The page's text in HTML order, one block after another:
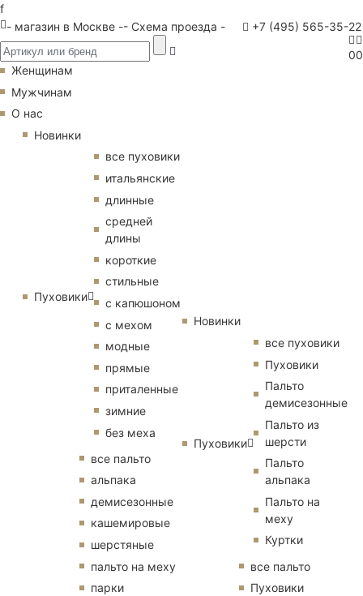
f
- магазин в Москве -- Схема проезда - +7 (495) 565-35-22
00
Женщинам
Мужчинам
О нас
Новинки
Пуховики
все пуховики
итальянские
длинные
средней
длины
короткие
стильные
с капюшоном
с мехом
модные
прямые
приталенные
зимние
без меха
все пальто
альпака
демисезонные
кашемировые
шерстяные
пальто на меху
парки
Новинки
Пуховики
все пуховики
Пуховики
Пальто
демисезонные
Пальто из
шерсти
Пальто
альпака
Пальто на
меху
Куртки
все пальто
Пуховики